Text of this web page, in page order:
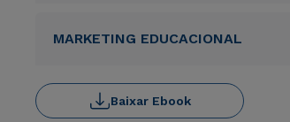
MARKETING EDUCACIONAL
Baixar Ebook